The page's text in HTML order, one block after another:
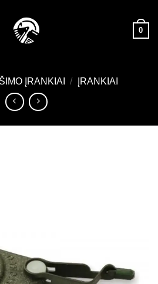
0
ĮRANKIAI / ĮRANKIAI